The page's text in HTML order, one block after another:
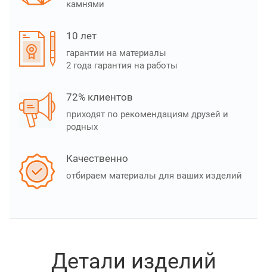
камнями
10 лет
гарантии на материалы
2 года гарантия на работы
72% клиентов
приходят по рекомендациям друзей и
родных
Качественно
отбираем материалы для ваших изделий
Детали изделий